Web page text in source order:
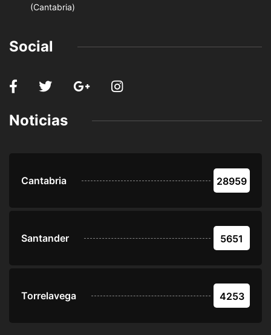
(Cantabria)
Social
Noticias
Cantabria 28959
Santander 5651
Torrelavega 4253